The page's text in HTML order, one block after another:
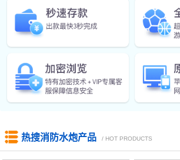
定：应对消防水炮灭火系统的控制装置进行功
这样做的目的以及
消防水炮灭火系统的可靠性如何保障?有无
现在大多数场所如商业广场、会展中心、体育
影院、礼堂、车站等，安装使用智能消防水炮
除了关心造价及安装之外，可靠性就成为了重
对于客户来说，有没有什么方法或者参考什么
定消防水炮
热搜消防水炮产品 / HOT PRODUCTS